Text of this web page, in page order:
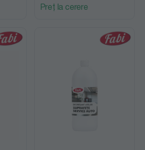
Preț la cerere